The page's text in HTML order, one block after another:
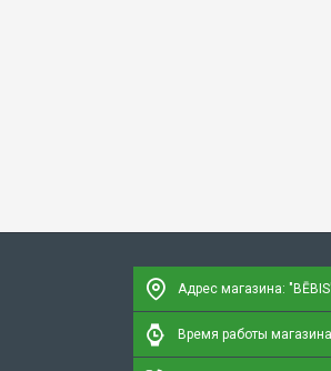
Адрес магазина:
Время работы